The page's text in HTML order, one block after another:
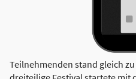
Teilnehmenden stand gleich